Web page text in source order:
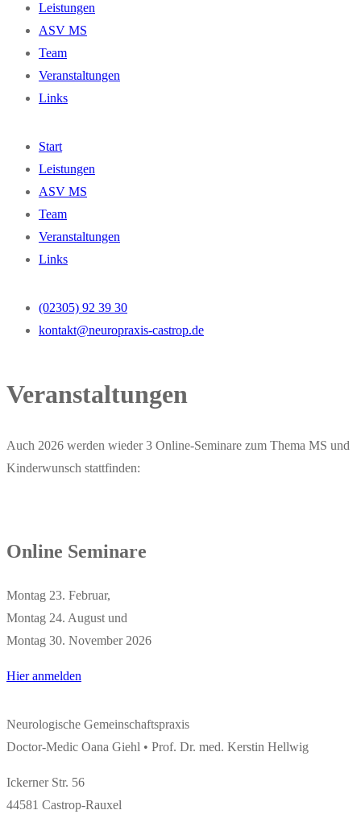
Leistungen
ASV MS
Team
Veranstaltungen
Links
Start
Leistungen
ASV MS
Team
Veranstaltungen
Links
(02305) 92 39 30
kontakt@neuropraxis-castrop.de
Veranstaltungen
Auch 2026 werden wieder 3 Online-Seminare zum Thema MS und
Kinderwunsch stattfinden:
Online Seminare
Montag 23. Februar,
Montag 24. August und
Montag 30. November 2026
Hier anmelden
Neurologische Gemeinschaftspraxis
Doctor-Medic Oana Giehl • Prof. Dr. med. Kerstin Hellwig
Ickerner Str. 56
44581 Castrop-Rauxel